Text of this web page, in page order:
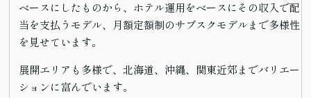
ベースにしたものから、ホテル運用をベースにその収入で配
当を支払うモデル、月額定額制のサブスクモデルまで多様性
を見せています。
展開エリアも多様で、北海道、沖縄、関東近郊までバリエー
ションに富んでいます。